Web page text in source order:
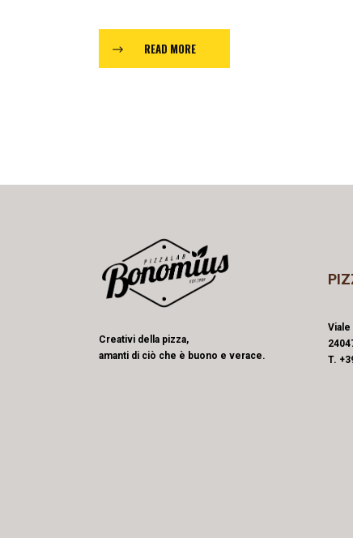
READ MORE
Creativi della pizza,
amanti di ciò che è buono e verace.
Viale
T.